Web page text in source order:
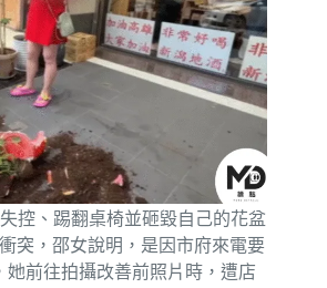
控、踢翻桌椅並砸毀自己的花盆
突，邵女說明，是因市府來電要
她前往拍攝改善前照片時，遭店